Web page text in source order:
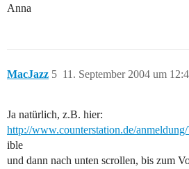
Anna
MacJazz 11. September 2004 um
5
Ja natürlich, z.B. hier:
http://www.counterstation.de/
ible
und dann nach unten scrollen, bis zum